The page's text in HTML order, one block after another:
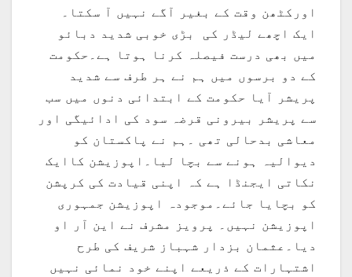
اورکٹھن وقت کے بغیر آگے نہیں آ سکتا۔
ایک اچھے لیڈر کی بڑی خوبی شدید دبائو
میں بھی درست فیصلہ کرنا ہوتا ہے۔حکومت
کے دو برسوں میں ہم نے ہر طرف سے شدید
پریشر آیا حکومت کے ابتدائی دنوں میں سب
سے پریشر بیرونی قرضہ سود کی ادائیگی اور
معاشی بدحالی تھی ۔ہم نے پاکستان کو
دیوالیہ ہونے سے بچا لیا۔اپوزیشن کاایک
نکاتی ایجنڈا ہے کہ اپنی قیادت کی کرپشن
کو بچایا جائے۔موجودہ اپوزیشن جمہوری
اپوزیشن نہیں۔ پرویز مشرف نے این آر او
دیا۔عثمان بزدار شہباز شریف کی طرح
اشتہارات کے ذریعے اپنے خود نمائی نہیں